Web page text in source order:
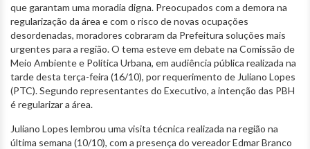
que garantam uma moradia digna. Preocupados com a demora na
regularização da área e com o risco de novas ocupações
desordenadas, moradores cobraram da Prefeitura soluções mais
urgentes para a região. O tema esteve em debate na Comissão de
Meio Ambiente e Política Urbana, em audiência pública realizada na
tarde desta terça-feira (16/10), por requerimento de Juliano Lopes
(PTC). Segundo representantes do Executivo, a intenção das PBH
é regularizar a área.
Juliano Lopes lembrou uma visita técnica realizada na região na
última semana (10/10), com a presença do vereador Edmar Branco